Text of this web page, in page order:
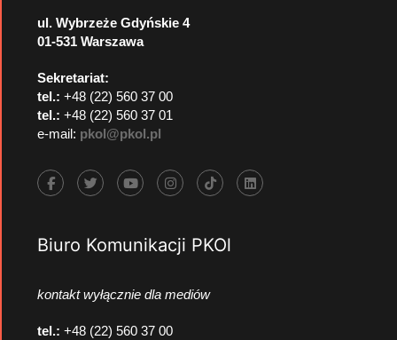
ul. Wybrzeże Gdyńskie 4
01-531 Warszawa
Sekretariat:
tel.: +48 (22) 560 37 00
tel.: +48 (22) 560 37 01
e-mail: pkol@pkol.pl
Biuro Komunikacji PKOl
kontakt wyłącznie dla mediów
tel.: +48 (22) 560 37 00